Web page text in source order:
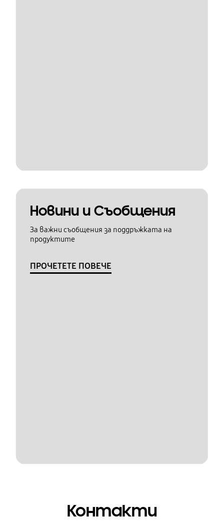
Новини и Съобщения
За важни съобщения за поддръжката на
продуктите
ПРОЧЕТЕТЕ ПОВЕЧЕ
Контакти